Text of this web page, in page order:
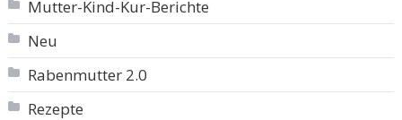
Mutter-Kind-Kur-Berichte
Neu
Rabenmutter 2.0
Rezepte